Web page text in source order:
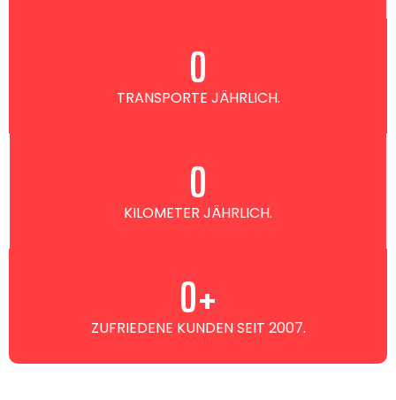
TRANSPORTE JÄHRLICH.
0
KILOMETER JÄHRLICH.
0
ZUFRIEDENE KUNDEN SEIT 2007.
0+